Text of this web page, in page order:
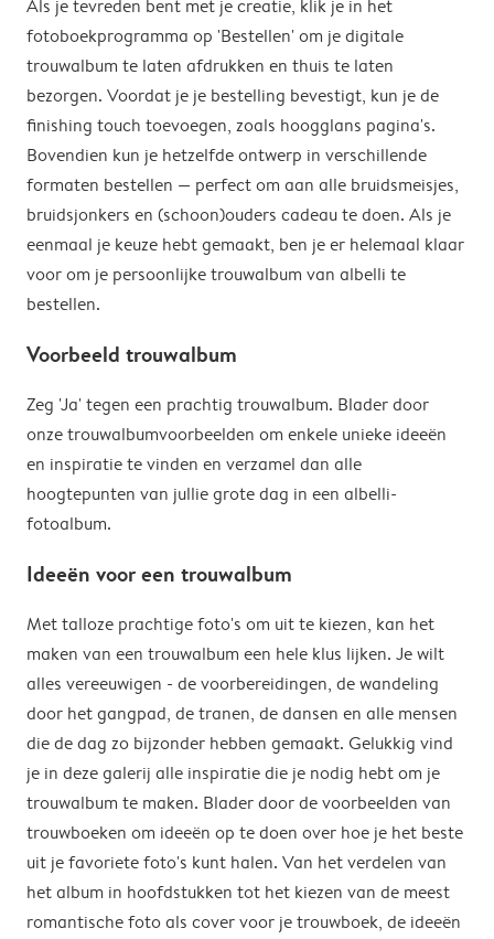
Als je tevreden bent met je creatie, klik je in het
fotoboekprogramma op 'Bestellen' om je digitale
trouwalbum te laten afdrukken en thuis te laten
bezorgen. Voordat je je bestelling bevestigt, kun je de
finishing touch toevoegen, zoals hoogglans pagina's.
Bovendien kun je hetzelfde ontwerp in verschillende
formaten bestellen — perfect om aan alle bruidsmeisjes,
bruidsjonkers en (schoon)ouders cadeau te doen. Als je
eenmaal je keuze hebt gemaakt, ben je er helemaal klaar
voor om je persoonlijke trouwalbum van albelli te
bestellen.
Voorbeeld trouwalbum
Zeg 'Ja' tegen een prachtig trouwalbum. Blader door
onze trouwalbumvoorbeelden om enkele unieke ideeën
en inspiratie te vinden en verzamel dan alle
hoogtepunten van jullie grote dag in een albelli-
fotoalbum.
Ideeën voor een trouwalbum
Met talloze prachtige foto's om uit te kiezen, kan het
maken van een trouwalbum een hele klus lijken. Je wilt
alles vereeuwigen - de voorbereidingen, de wandeling
door het gangpad, de tranen, de dansen en alle mensen
die de dag zo bijzonder hebben gemaakt. Gelukkig vind
je in deze galerij alle inspiratie die je nodig hebt om je
trouwalbum te maken. Blader door de voorbeelden van
trouwboeken om ideeën op te doen over hoe je het beste
uit je favoriete foto's kunt halen. Van het verdelen van
het album in hoofdstukken tot het kiezen van de meest
romantische foto als cover voor je trouwboek, de ideeën